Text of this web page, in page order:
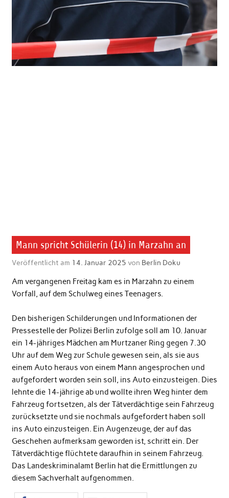
Mann spricht Schülerin (14) in Marzahn an
Veröffentlicht am 14. Januar 2025 von Berlin Doku
Am vergangenen Freitag kam es in Marzahn zu einem
Vorfall, auf dem Schulweg eines Teenagers.
Den bisherigen Schilderungen und Informationen der
Pressestelle der Polizei Berlin zufolge soll am 10. Januar
ein 14-jähriges Mädchen am Murtzaner Ring gegen 7.30
Uhr auf dem Weg zur Schule gewesen sein, als sie aus
einem Auto heraus von einem Mann angesprochen und
aufgefordert worden sein soll, ins Auto einzusteigen. Dies
lehnte die 14-jährige ab und wollte ihren Weg hinter dem
Fahrzeug fortsetzen, als der Tätverdächtige sein Fahrzeug
zurücksetzte und sie nochmals aufgefordert haben soll
ins Auto einzusteigen. Ein Augenzeuge, der auf das
Geschehen aufmerksam geworden ist, schritt ein. Der
Tätverdächtige flüchtete daraufhin in seinem Fahrzeug.
Das Landeskriminalamt Berlin hat die Ermittlungen zu
diesem Sachverhalt aufgenommen.